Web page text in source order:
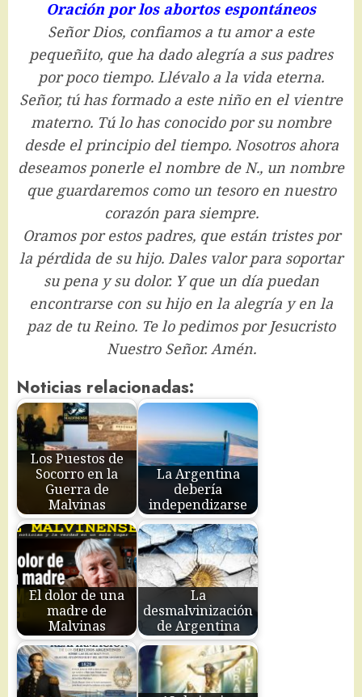
Oración por los abortos espontáneos
Señor Dios, confiamos a tu amor a este
pequeñito, que ha dado alegría a sus padres
por poco tiempo. Llévalo a la vida eterna.
Señor, tú has formado a este niño en el vientre
materno. Tú lo has conocido por su nombre
desde el principio del tiempo. Nosotros ahora
deseamos ponerle el nombre de N., un nombre
que guardaremos como un tesoro en nuestro
corazón para siempre.
Oramos por estos padres, que están tristes por
la pérdida de su hijo. Dales valor para soportar
su pena y su dolor. Y que un día puedan
encontrarse con su hijo en la alegría y en la
paz de tu Reino. Te lo pedimos por Jesucristo
Nuestro Señor. Amén.
Noticias relacionadas:
Los Puestos de
Socorro en la
Guerra de
Malvinas
La Argentina
debería
independizarse
El dolor de una
madre de
Malvinas
La
desmalvinización
de Argentina